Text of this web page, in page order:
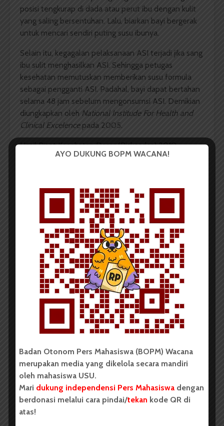
posisi tengkurap di dada atau perut ibu dengan kulit
yang saling bersentuhan. Lalu, biarkan bayi bergerak
untuk mencari sendiri puting susu ibunya.
Selain itu, kegagalan pelaksanaan ASI terjadi jika sang
ibu sulit menghasilkan ASI. Sehingga petugas
kesehatan memutuskan memberikan susu formula
sebagai pengganti ASI. Padahal, bayi dapat bertahan
selama 48 jam sebelum mengonsumsi ASI. Demikian
diungkapkan oleh National Institude For Health and
Clinical Excelencepada 2005.
Hasil Riset Kesehatan Dasar (Riskesdas) 2010
menunjukkan angka IMD di Indonesia di bawah satu
Ruskesda 2013 sebesar 34,5%.
Riskesda 2013
Kenaikan ini sayangnya tak sejalan dengan cakupan
ASI eksklusif pada bayi 0-6 bulan, dari hasil Riskesdas
2014 angka yang dicapai 52,3% sementara pada
Riskesedas 2015 hanya mencapai 41,9%.
ASI dapat memenuhi sekitar 30-50% nutrisi yang
dibutuhkan anak hingga berusia 23-24 bulan. Dimulai
dengan melakukan IMD setelah bayi
lahir. Pengetahuan petugas kesehatan dan
masyarakat jadi kunci keberhasilan IMD dan
Komentar Facebook Anda
Kesehatan
Nurhanifah
Tingkatkan Harapan Hidup Bayi Anda dengan Inisiasi
AYO DUKUNG BOPM WACANA!
Badan Otonom Pers Mahasiswa (BOPM) Wacana
merupakan media yang dikelola secara mandiri
oleh mahasiswa USU.
Mari dukung independensi Pers Mahasiswa dengan
berdonasi melalui cara pindai/tekan kode QR di
atas!